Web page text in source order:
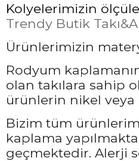
Kolyelerimizin
Trendy Butik
Ürünlerimizin
Rodyum
olan takılara sahip
ürünlerin nikel veya
Bizim tüm
kaplama
geçmektedir. Alerji